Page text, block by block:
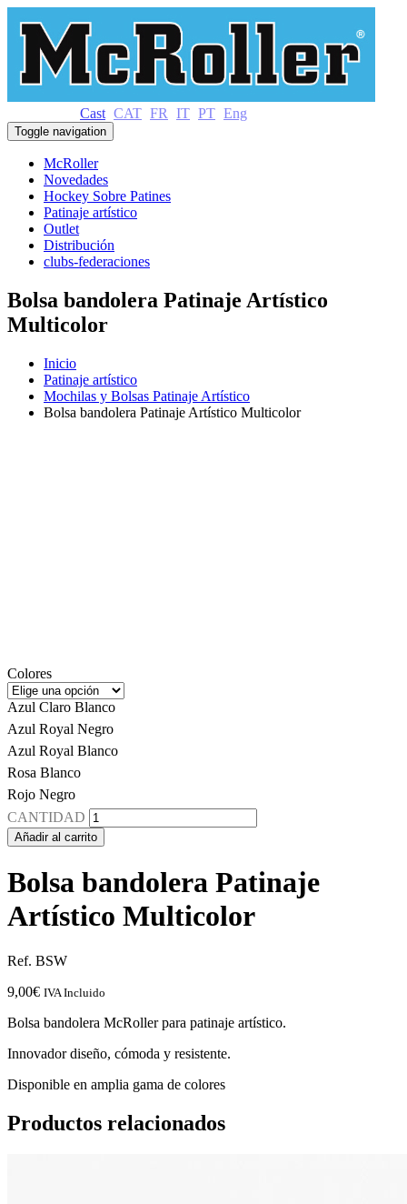
Cast CAT FR IT PT Eng
Toggle navigation
McRoller
Novedades
Hockey Sobre Patines
Patinaje artístico
Outlet
Distribución
clubs-federaciones
Bolsa bandolera Patinaje Artístico
Multicolor
Inicio
Patinaje artístico
Mochilas y Bolsas Patinaje Artístico
Bolsa bandolera Patinaje Artístico Multicolor
Colores
Azul Claro Blanco
Azul Royal Negro
Azul Royal Blanco
Rosa Blanco
Rojo Negro
CANTIDAD
Añadir al carrito
Bolsa bandolera Patinaje
Artístico Multicolor
Ref. BSW
9,00€ IVA Incluido
Bolsa bandolera McRoller para patinaje artístico.
Innovador diseño, cómoda y resistente.
Disponible en amplia gama de colores
Productos relacionados